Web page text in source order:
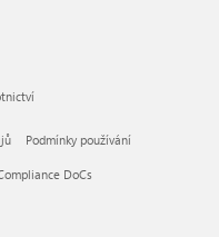
Podmínky používání
DoCs